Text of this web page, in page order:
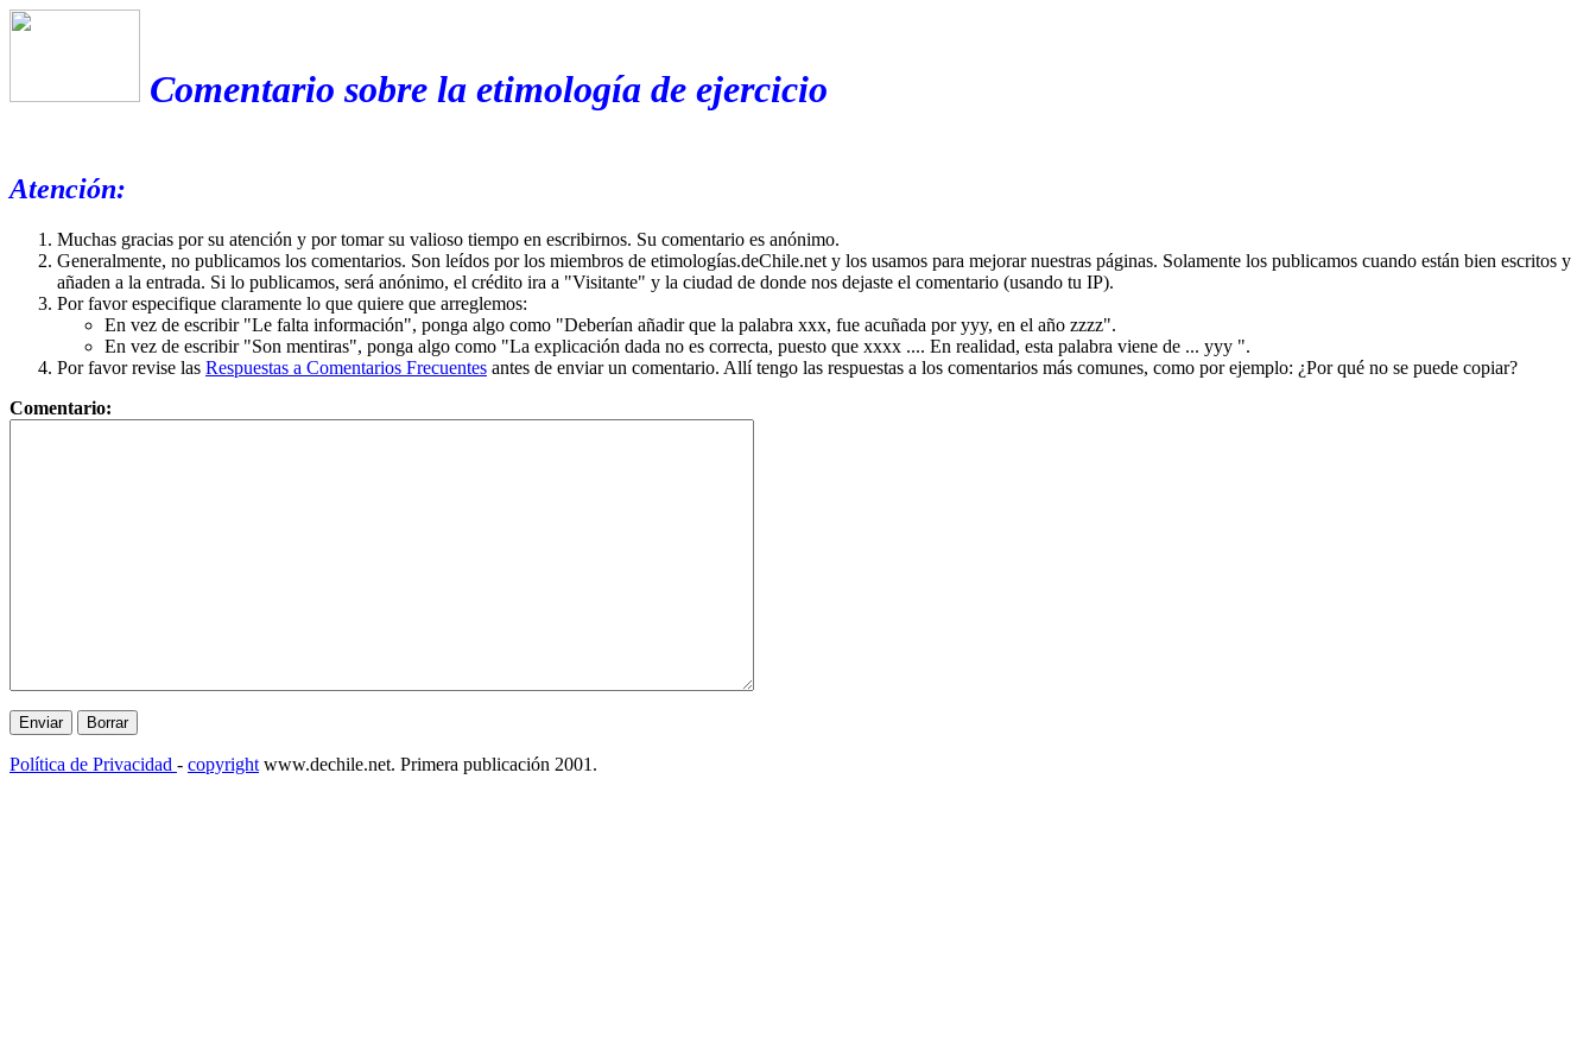
Comentario sobre la etimología de ejercicio
Atención:
Muchas gracias por su atención y por tomar su valioso tiempo en escribirnos. Su comentario es anónimo.
Generalmente, no publicamos los comentarios. Son leídos por los miembros de etimologías.deChile.net y los usamos para mejorar nuestras páginas. Solamente los publicamos cuando están bien escritos y
añaden a la entrada. Si lo publicamos, será anónimo, el crédito ira a "Visitante" y la ciudad de donde nos dejaste el comentario (usando tu IP).
Por favor especifique claramente lo que quiere que arreglemos:
En vez de escribir "Le falta información", ponga algo como "Deberían añadir que la palabra xxx, fue acuñada por yyy, en el año zzzz".
En vez de escribir "Son mentiras", ponga algo como "La explicación dada no es correcta, puesto que xxxx .... En realidad, esta palabra viene de ... yyy ".
Por favor revise las Respuestas a Comentarios Frecuentes antes de enviar un comentario. Allí tengo las respuestas a los comentarios más comunes, como por ejemplo: ¿Por qué no se puede copiar?
Comentario:
Política de Privacidad - copyright www.dechile.net. Primera publicación 2001.